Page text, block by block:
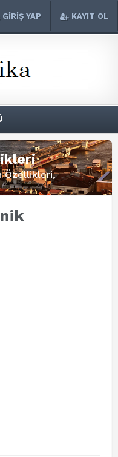
GİRİŞ YAP KAYIT OL
Özellikleri,